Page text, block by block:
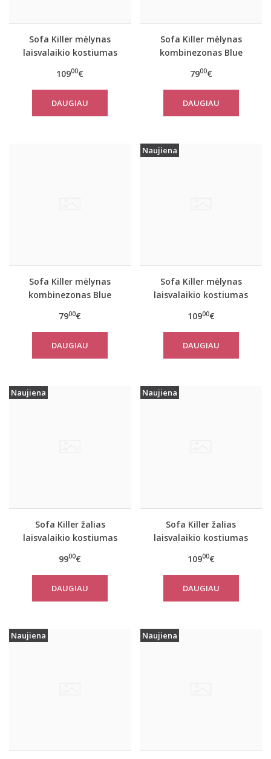
Sofa Killer mėlynas
laisvalaikio kostiumas
10900€
DAUGIAU
Sofa Killer mėlynas
kombinezonas Blue
7900€
DAUGIAU
Sofa Killer mėlynas
kombinezonas Blue
7900€
DAUGIAU
Naujiena
Sofa Killer mėlynas
laisvalaikio kostiumas
10900€
DAUGIAU
Naujiena
Sofa Killer žalias
laisvalaikio kostiumas
9900€
DAUGIAU
Naujiena
Sofa Killer žalias
laisvalaikio kostiumas
10900€
DAUGIAU
Naujiena Naujiena